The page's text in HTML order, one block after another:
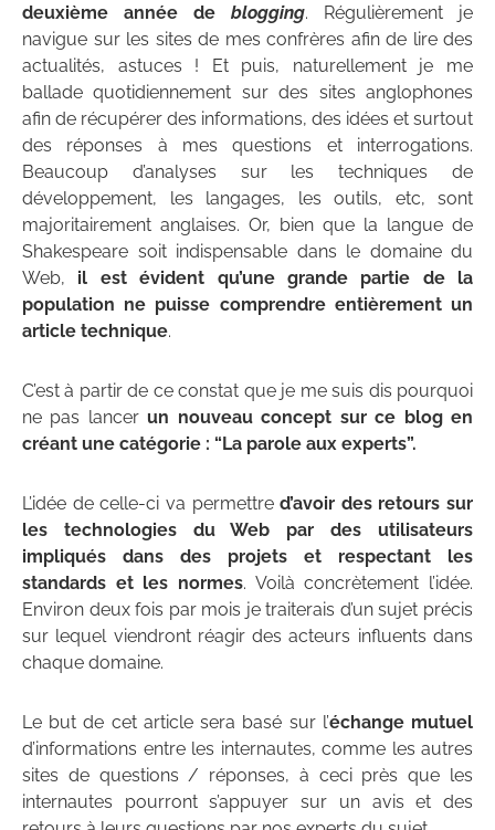
deuxième année de blogging. Régulièrement je
navigue sur les sites de mes confrères afin de lire des
actualités, astuces ! Et puis, naturellement je me
ballade quotidiennement sur des sites anglophones
afin de récupérer des informations, des idées et surtout
des réponses à mes questions et interrogations.
Beaucoup d’analyses sur les techniques de
développement, les langages, les outils, etc, sont
majoritairement anglaises. Or, bien que la langue de
Shakespeare soit indispensable dans le domaine du
Web, il est évident qu’une grande partie de la
population ne puisse comprendre entièrement un
article technique.
C’est à partir de ce constat que je me suis dis pourquoi
ne pas lancer un nouveau concept sur ce blog en
créant une catégorie : “La parole aux experts”.
L’idée de celle-ci va permettred’avoir des retours sur
les technologies du Web par des utilisateurs
impliqués dans des projets et respectant les
standards et les normes. Voilà concrètement l’idée.
Environ deux fois par mois je traiterais d’un sujet précis
sur lequel viendront réagir des acteurs influents dans
chaque domaine.
Le but de cet article sera basé sur l’échange mutuel
d’informations entre les internautes, comme les autres
sites de questions / réponses, à ceci près que les
internautes pourront s’appuyer sur un avis et des